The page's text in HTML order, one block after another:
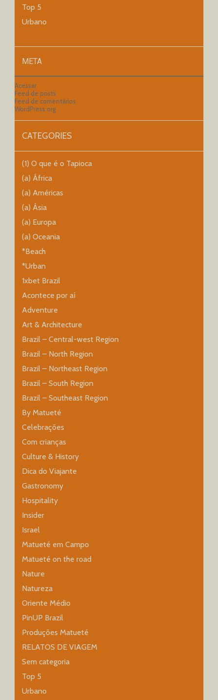
Top 5
Urbano
META
Acessar
Feed de posts
Feed de comentários
WordPress.org
CATEGORIES
(1) O que é o Tapioca
(a) África
(a) Américas
(a) Ásia
(a) Europa
(a) Oceania
*Beach
*Urban
1xbet Brazil
Acontece por aí
Adventure
Art & Architecture
Brazil – Central-west Region
Brazil – North Region
Brazil – Northeast Region
Brazil – South Region
Brazil – Southeast Region
By Matueté
Celebrações
Com crianças
Culture & History
Dica do Viajante
Gastronomy
Hospitality
Insider
Israel
Matueté em Campo
Matueté on the road
Nature
Natureza
Oriente Médio
PinUP Brazil
Produções Matueté
RELATOS DE VIAGEM
Sem categoria
Top 5
Urbano